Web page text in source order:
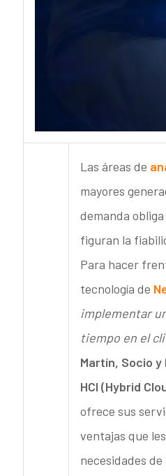
Las áreas de
mayores
demanda
figuran la
Para hacer
tecnología de
implementar
tiempo en el
Martín, Socio y
HCI (Hybrid
ofrece sus
ventajas que
necesidades de